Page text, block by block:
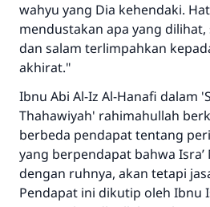
wahyu yang Dia kehendaki.
mendustakan apa yang
dan salam terlimpahkan
akhirat."
Ibnu Abi Al-Iz Al-Hanafi dalam
Thahawiyah' rahimahullah
berbeda pendapat tentang
yang berpendapat bahwa
dengan ruhnya, akan tetapi
Pendapat ini dikutip oleh Ibnu